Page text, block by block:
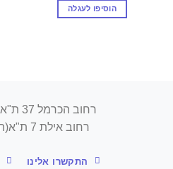
הוסיפו לעגלה
רחוב הכרמל 37 ת"א(נגישות לנכים)
רחוב אילת 7 ת"א(הגעה בתאום)
התקשרו אלינו